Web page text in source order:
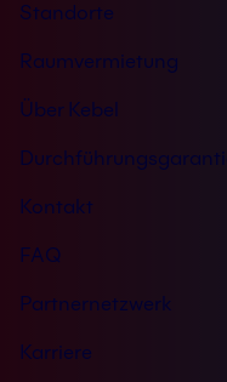
Standorte
Raumvermietung
Über Kebel
Durchführungsgarantie
Kontakt
FAQ
Partnernetzwerk
Karriere